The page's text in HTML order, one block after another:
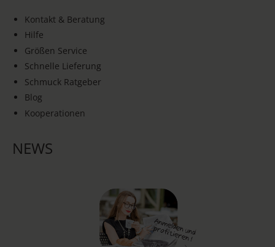
Kontakt & Beratung
Hilfe
Größen Service
Schnelle Lieferung
Schmuck Ratgeber
Blog
Kooperationen
NEWS